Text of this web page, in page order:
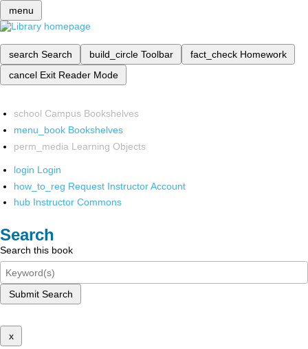
menu
search Search build_circle Toolbar fact_check Homework
cancel Exit Reader Mode
school Campus Bookshelves
menu_book Bookshelves
perm_media Learning Objects
login Login
how_to_reg Request Instructor Account
hub Instructor Commons
Search
Search this book
Submit Search
x